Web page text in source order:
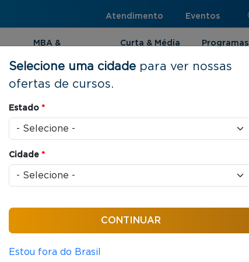
Atendimento Eventos
MBA &
Curta & Média
Programas
e Econômica de Negócios
/ aula
e
Selecione uma cidade para ver nossas
ofertas de cursos.
Estado *
Cidade *
Estou fora do Brasil